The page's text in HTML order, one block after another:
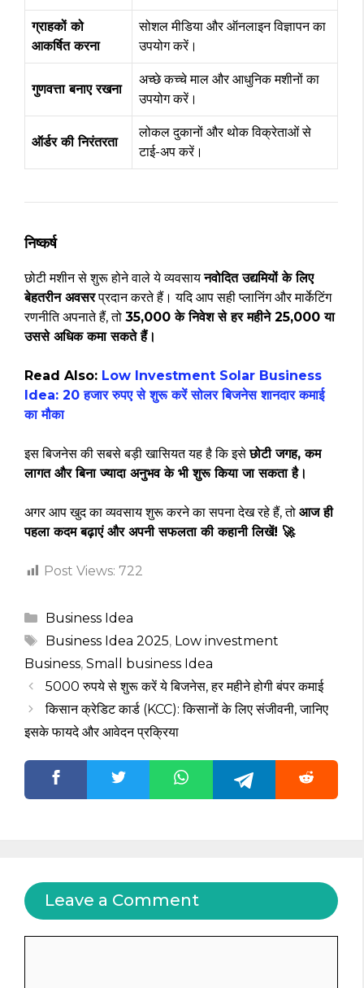
ग्राहकों को
आकर्षित करना
सोशल मीडिया और ऑनलाइन विज्ञापन का
उपयोग करें।
गुणवत्ता बनाए रखना
अच्छे कच्चे माल और आधुनिक मशीनों का
उपयोग करें।
ऑर्डर की निरंतरता
लोकल दुकानों और थोक विक्रेताओं से
टाई-अप करें।
निष्कर्ष
छोटी मशीन से शुरू होने वाले ये व्यवसायनवोदित उद्यमियों के लिए
बेहतरीन अवसरप्रदान करते हैं। यदि आप सही प्लानिंग और मार्केटिंग
रणनीति अपनाते हैं, तो ₹35,000 के निवेश से हर महीने ₹25,000 या
उससे अधिक कमा सकते हैं।
Read Also: ‎Low Investment Solar Business
Idea: 20 हजार रुपए से शुरू करें सोलर बिजनेस शानदार कमाई
का मौका
इस बिजनेस की सबसे बड़ी खासियत यह है कि इसेछोटी जगह, कम
लागत और बिना ज्यादा अनुभव के भी शुरू किया जा सकता है।
अगर आप खुद का व्यवसाय शुरू करने का सपना देख रहे हैं, तो आज ही
पहला कदम बढ़ाएं और अपनी सफलता की कहानी लिखें! 🚀
Post Views: 722
Categories
Business Idea
Tags
Business Idea 2025, Low investment
Business, Small business Idea
5000 रुपये से शुरू करें ये बिजनेस, हर महीने होगी बंपर कमाई
किसान क्रेडिट कार्ड (KCC): किसानों के लिए संजीवनी, जानिए
इसके फायदे और आवेदन प्रक्रिया
Leave a Comment